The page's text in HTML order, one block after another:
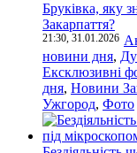
Бруківка, яку
Закарпаття?
21:30, 31.01.2026
новини дня,
Ексклюзивні
дня, Новини
Ужгород, Фото